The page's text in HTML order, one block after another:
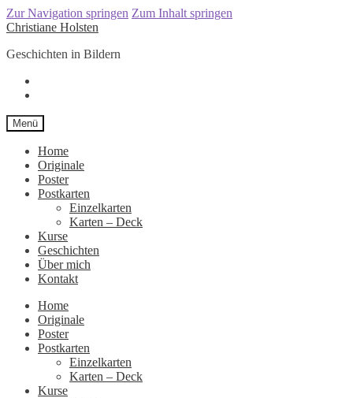
Zur Navigation springen Zum Inhalt springen
Christiane Holsten
Geschichten in Bildern
Menü
Home
Originale
Poster
Postkarten
Einzelkarten
Karten – Deck
Kurse
Geschichten
Über mich
Kontakt
Home
Originale
Poster
Postkarten
Einzelkarten
Karten – Deck
Kurse